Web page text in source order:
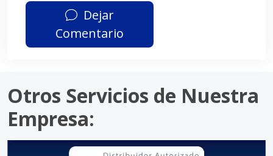
Dejar
Comentario
Otros Servicios de Nuestra
Empresa: